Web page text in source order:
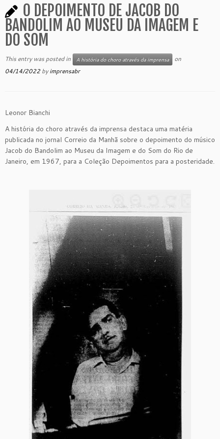
O DEPOIMENTO DE JACOB DO
BANDOLIM AO MUSEU DA IMAGEM E
DO SOM
This entry was posted in A história do choro através da imprensa
on
04/14/2022 byimprensabr
Leonor Bianchi
A história do choro através da imprensa destaca uma matéria
publicada no jornal Correio da Manhã sobre o depoimento do músico
Jacob do Bandolim ao Museu da Imagem e do Som do Rio de
Janeiro, em 1967, para a Coleção Depoimentos para a posteridade.